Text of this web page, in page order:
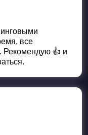
все
Рекомендую 👍 и